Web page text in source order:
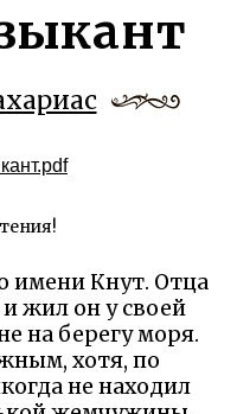
имени Кнут. Отца
жил он у своей
на берегу моря.
хотя, по
не находил